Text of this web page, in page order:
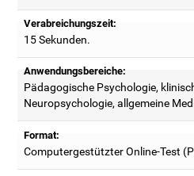
Verabreichungszeit:
15 Sekunden.
Anwendungsbereiche:
Pädagogische Psychologie,
Neuropsychologie, allgemeine
Format:
Computergestützter Online-Test